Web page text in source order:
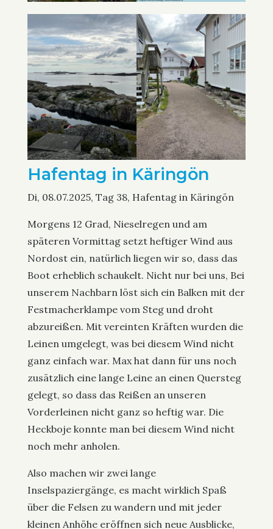
Hafentag in Käringön
Di, 08.07.2025, Tag 38, Hafentag in Käringön
Morgens 12 Grad, Nieselregen und am
späteren Vormittag setzt heftiger Wind aus
Nordost ein, natürlich liegen wir so, dass das
Boot erheblich schaukelt. Nicht nur bei uns, Bei
unserem Nachbarn löst sich ein Balken mit der
Festmacherklampe vom Steg und droht
abzureißen. Mit vereinten Kräften wurden die
Leinen umgelegt, was bei diesem Wind nicht
ganz einfach war. Max hat dann für uns noch
zusätzlich eine lange Leine an einen Quersteg
gelegt, so dass das Reißen an unseren
Vorderleinen nicht ganz so heftig war. Die
Heckboje konnte man bei diesem Wind nicht
noch mehr anholen.
Also machen wir zwei lange
Inselspaziergänge, es macht wirklich Spaß
über die Felsen zu wandern und mit jeder
kleinen Anhöhe eröffnen sich neue Ausblicke,